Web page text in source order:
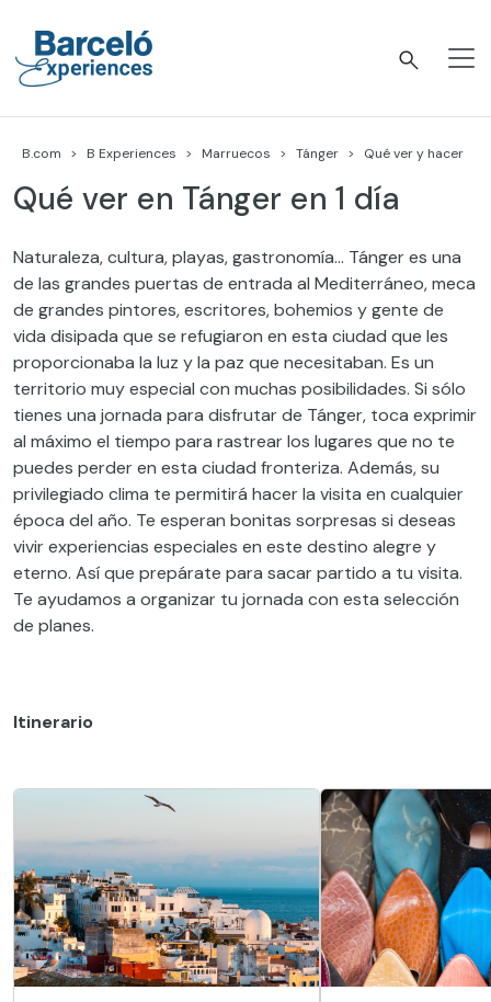
content
B.com B Experiences Marruecos Tánger Qué ver y hacer
Qué ver en Tánger en 1 día
Naturaleza, cultura, playas, gastronomía… Tánger es una
de las grandes puertas de entrada al Mediterráneo, meca
de grandes pintores, escritores, bohemios y gente de
vida disipada que se refugiaron en esta ciudad que les
proporcionaba la luz y la paz que necesitaban. Es un
territorio muy especial con muchas posibilidades. Si sólo
tienes una jornada para disfrutar de Tánger, toca exprimir
al máximo el tiempo para rastrear los lugares que no te
puedes perder en esta ciudad fronteriza. Además, su
privilegiado clima te permitirá hacer la visita en cualquier
época del año. Te esperan bonitas sorpresas si deseas
vivir experiencias especiales en este destino alegre y
eterno. Así que prepárate para sacar partido a tu visita.
Te ayudamos a organizar tu jornada con esta selección
de planes.
Itinerario